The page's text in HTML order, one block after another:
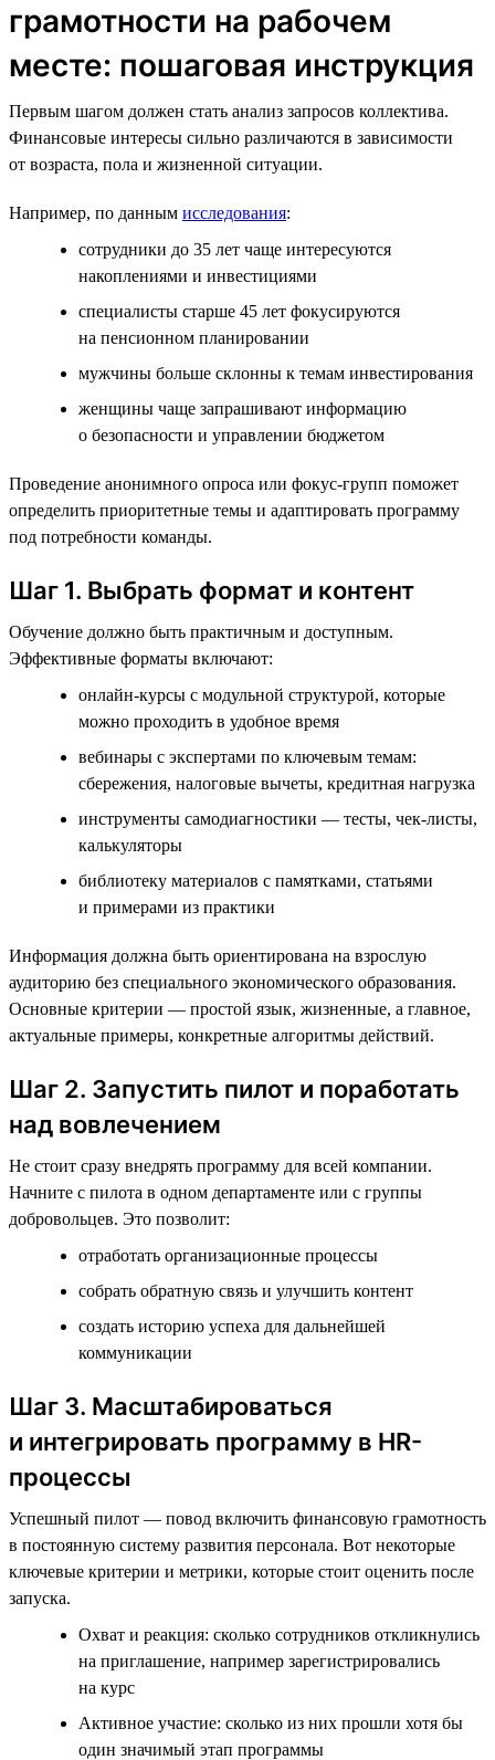
грамотности на рабочем
месте: пошаговая инструкция
Первым шагом должен стать анализ запросов коллектива.
Финансовые интересы сильно различаются в зависимости
от возраста, пола и жизненной ситуации.
Например, по данным исследования:
сотрудники до 35 лет чаще интересуются
накоплениями и инвестициями
специалисты старше 45 лет фокусируются
на пенсионном планировании
мужчины больше склонны к темам инвестирования
женщины чаще запрашивают информацию
о безопасности и управлении бюджетом
Проведение анонимного опроса или фокус-групп поможет
определить приоритетные темы и адаптировать программу
под потребности команды.
Шаг 1. Выбрать формат и контент
Обучение должно быть практичным и доступным.
Эффективные форматы включают:
онлайн-курсы с модульной структурой, которые
можно проходить в удобное время
вебинары с экспертами по ключевым темам:
сбережения, налоговые вычеты, кредитная нагрузка
инструменты самодиагностики — тесты, чек-листы,
калькуляторы
библиотеку материалов с памятками, статьями
и примерами из практики
Информация должна быть ориентирована на взрослую
аудиторию без специального экономического образования.
Основные критерии — простой язык, жизненные, а главное,
актуальные примеры, конкретные алгоритмы действий.
Шаг 2. Запустить пилот и поработать
над вовлечением
Не стоит сразу внедрять программу для всей компании.
Начните с пилота в одном департаменте или с группы
добровольцев. Это позволит:
отработать организационные процессы
собрать обратную связь и улучшить контент
создать историю успеха для дальнейшей
коммуникации
Шаг 3. Масштабироваться
и интегрировать программу в HR-
процессы
Успешный пилот — повод включить финансовую грамотность
в постоянную систему развития персонала. Вот некоторые
ключевые критерии и метрики, которые стоит оценить после
запуска.
Охват и реакция: сколько сотрудников откликнулись
на приглашение, например зарегистрировались
на курс
Активное участие: сколько из них прошли хотя бы
один значимый этап программы